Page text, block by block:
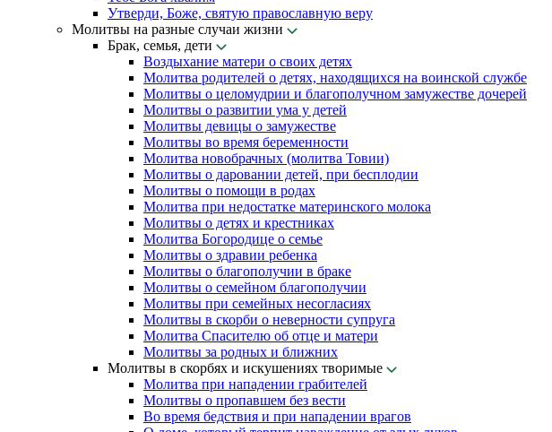
Утверди, Боже, святую православную веру
Молитвы на разные случаи жизни
Брак, семья, дети
Воздыхание матери о своих детях
Молитва родителей о детях, находящихся на воинской службе
Молитвы о целомудрии и благополучном замужестве дочерей
Молитвы о развитии ума у детей
Молитвы девицы о замужестве
Молитвы во время беременности
Молитва новобрачных (молитва Товии)
Молитвы о даровании детей, при бесплодии
Молитвы о помощи в родах
Молитва при недостатке материнского молока
Молитвы о детях и крестниках
Молитва Богородице о семье
Молитвы о здравии ребенка
Молитвы о благополучии в браке
Молитвы о семейном благополучии
Молитвы при семейных несогласиях
Молитвы в скорби о неверности супруга
Молитва Спасителю об отце и матери
Молитвы за родных и ближних
Молитвы в скорбях и искушениях творимые
Молитва при нападении грабителей
Молитвы о пропавшем без вести
Во время бедствия и при нападении врагов